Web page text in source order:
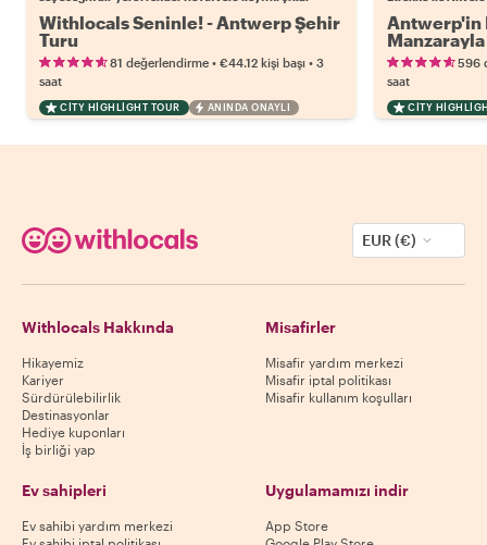
Withlocals Seninle! - Antwerp Şehir
Turu
81 değerlendirme • €44.12 kişi başı • 3
saat
CITY HIGHLIGHT TOUR ANINDA ONAYLI
Antwerp'in
Manzarayla
596
saat
CITY
EUR (€)
Withlocals Hakkında
Hikayemiz
Kariyer
Sürdürülebilirlik
Destinasyonlar
Hediye kuponları
İş birliği yap
Misafirler
Misafir yardım merkezi
Misafir iptal politikası
Misafir kullanım koşulları
Ev sahipleri
Ev sahibi yardım merkezi
Uygulamamızı indir
App Store